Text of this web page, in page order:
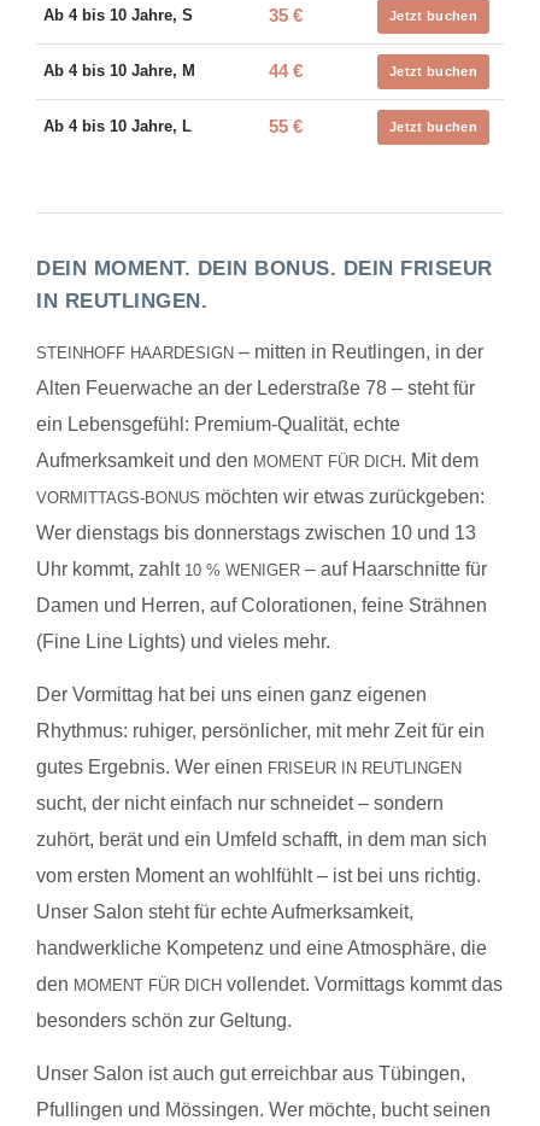
Ab 4 bis 10 Jahre, S 35 € Jetzt buchen
Ab 4 bis 10 Jahre, M 44 € Jetzt buchen
Ab 4 bis 10 Jahre, L 55 € Jetzt buchen
DEIN MOMENT. DEIN BONUS. DEIN FRISEUR
IN REUTLINGEN.
STEINHOFF HAARDESIGN – mitten in Reutlingen, in der
Alten Feuerwache an der Lederstraße 78 – steht für
ein Lebensgefühl: Premium-Qualität, echte
Aufmerksamkeit und den MOMENT FÜR DICH . Mit dem
VORMITTAGS-BONUS möchten wir etwas zurückgeben:
Wer dienstags bis donnerstags zwischen 10 und 13
Uhr kommt, zahlt 10 % WENIGER – auf Haarschnitte für
Damen und Herren, auf Colorationen, feine Strähnen
(Fine Line Lights) und vieles mehr.
Der Vormittag hat bei uns einen ganz eigenen
Rhythmus: ruhiger, persönlicher, mit mehr Zeit für ein
gutes Ergebnis. Wer einen FRISEUR IN REUTLINGEN
sucht, der nicht einfach nur schneidet – sondern
zuhört, berät und ein Umfeld schafft, in dem man sich
vom ersten Moment an wohlfühlt – ist bei uns richtig.
Unser Salon steht für echte Aufmerksamkeit,
handwerkliche Kompetenz und eine Atmosphäre, die
den MOMENT FÜR DICH vollendet. Vormittags kommt das
besonders schön zur Geltung.
Unser Salon ist auch gut erreichbar aus Tübingen,
Pfullingen und Mössingen. Wer möchte, bucht seinen